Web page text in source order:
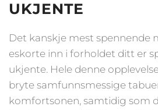
UKJENTE
Det kanskje mest spennende
eskorte inn i forholdet ditt er
ukjente. Hele denne
bryte samfunnsmessige
komfortsonen, samtidig som